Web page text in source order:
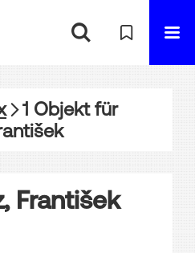
1 Objektfür
František